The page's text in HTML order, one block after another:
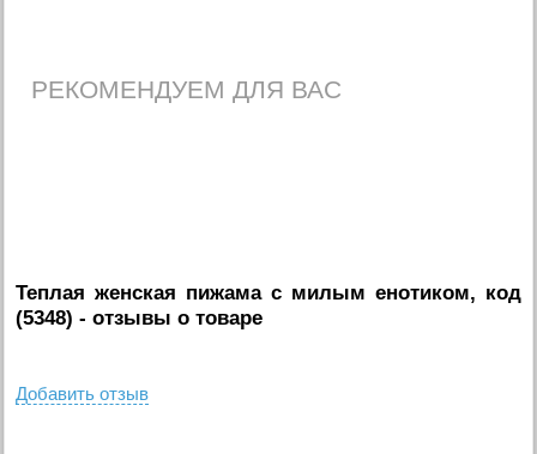
РЕКОМЕНДУЕМ ДЛЯ ВАС
Теплая женская пижама с милым енотиком, код
(5348) - отзывы о товаре
Добавить отзыв